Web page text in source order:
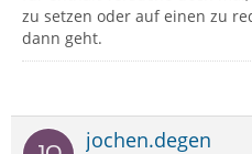
zu setzen oder auf einen zu
dann geht.
jochen.degen